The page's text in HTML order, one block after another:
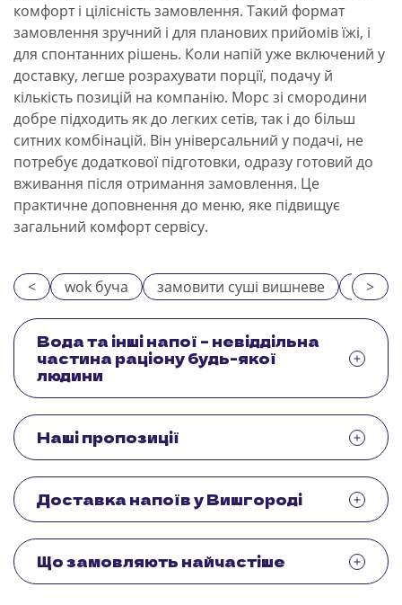
комфорт і цілісність замовлення. Такий формат
замовлення зручний і для планових прийомів їжі, і
для спонтанних рішень. Коли напій уже включений у
доставку, легше розрахувати порції, подачу й
кількість позицій на компанію. Морс зі смородини
добре підходить як до легких сетів, так і до більш
ситних комбінацій. Він універсальний у подачі, не
потребує додаткової підготовки, одразу готовий до
вживання після отримання замовлення. Це
практичне доповнення до меню, яке підвищує
загальний комфорт сервісу.
< wok буча замовити суші вишневе >
Вода та інші напої – невіддільна
частина раціону будь-якої
людини
Наші пропозиції
Доставка напоїв у Вишгороді
Що замовляють найчастіше